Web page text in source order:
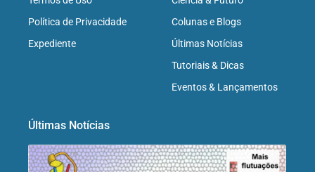
Política de Privacidade
Expediente
Colunas e Blogs
Últimas Notícias
Tutoriais & Dicas
Eventos & Lançamentos
Últimas Notícias